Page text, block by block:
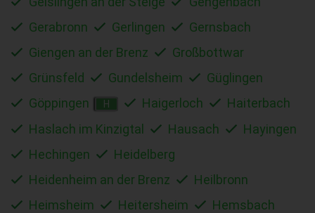
Gerabronn
Gerlingen
Gernsbach
Giengen an der Brenz
Großbottwar
Grünsfeld
Gundelsheim
Güglingen
Göppingen
H Haigerloch
Haiterbach
Haslach im Kinzigtal
Hausach
Hayingen
Hechingen
Heidelberg
Heidenheim an der Brenz
Heilbronn
Heimsheim
Heitersheim
Hemsbach